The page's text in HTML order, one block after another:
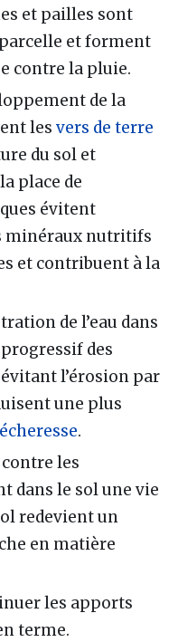
et pailles sont
et forment
contre la pluie.
de la
lesvers de terre
du sol et
place de
évitent
minéraux nutritifs
et contribuent à la
de l’eau dans
des
l’érosion par
une plus
.
les
dans le sol une vie
redevient un
en matière
les apports
terme.